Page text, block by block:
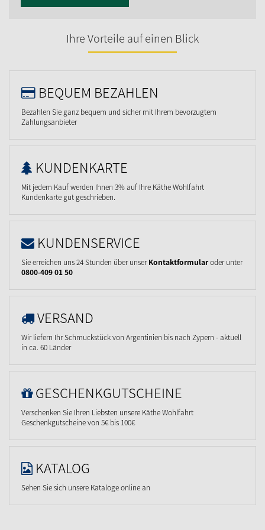
Ihre Vorteile auf einen Blick
BEQUEM BEZAHLEN
Bezahlen Sie ganz bequem und sicher mit Ihrem bevorzugtem
Zahlungsanbieter
KUNDENKARTE
Mit jedem Kauf werden Ihnen 3% auf Ihre Käthe Wohlfahrt
Kundenkarte gut geschrieben.
KUNDENSERVICE
Sie erreichen uns 24 Stunden über unserKontaktformularoder unter
0800-409 01 50
VERSAND
Wir liefern Ihr Schmuckstück von Argentinien bis nach Zypern - aktuell
in ca. 60 Länder
GESCHENKGUTSCHEINE
Verschenken Sie Ihren Liebsten unsere Käthe Wohlfahrt
Geschenkgutscheine von 5€ bis 100€
KATALOG
Sehen Sie sich unsere Kataloge online an